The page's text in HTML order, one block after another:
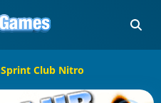
Sprint Club Nitro